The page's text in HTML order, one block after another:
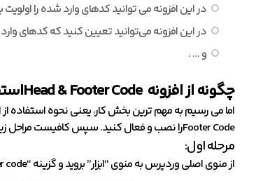
در این افزونه می توانید کدهای وارد شده را اولویت
در این افزونه می‌توانید تعیین کنید که کدهای
و … .
چگونه ازافزونه Head & Footer Code
Footer Codeرا نصب و فعال کنید. سپس کافیست مراحل زیر را پیش بگیرید.
مرحله اول:
از منوی اصلی وردپرس به منوی “ابزار” بروید و گزینه “Head & footer code” را انتخاب کنید.